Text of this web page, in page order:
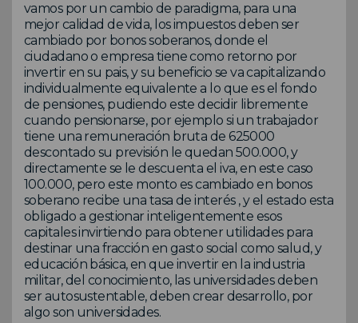
vamos por un cambio de paradigma, para una
mejor calidad de vida, los impuestos deben ser
cambiado por bonos soberanos, donde el
ciudadano o empresa tiene como retorno por
invertir en su pais, y su beneficio se va capitalizando
individualmente equivalente a lo que es el fondo
de pensiones, pudiendo este decidir libremente
cuando pensionarse, por ejemplo si un trabajador
tiene una remuneración bruta de 625000
descontado su previsión le quedan 500.000, y
directamente se le descuenta el iva, en este caso
100.000, pero este monto es cambiado en bonos
soberano recibe una tasa de interés , y el estado esta
obligado a gestionar inteligentemente esos
capitales invirtiendo para obtener utilidades para
destinar una fracción en gasto social como salud, y
educación básica, en que invertir en la industria
militar, del conocimiento, las universidades deben
ser autosustentable, deben crear desarrollo, por
algo son universidades.